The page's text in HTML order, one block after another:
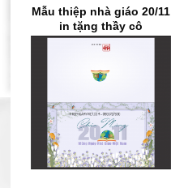
Mẫu thiệp nhà giáo 20/11
in tặng thầy cô